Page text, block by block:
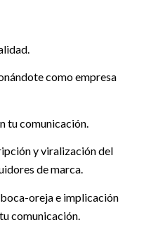
como empresa
tu comunicación.
y viralización del
de marca.
oreja e implicación
comunicación.